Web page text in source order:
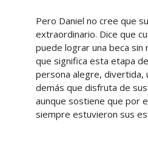
Pero Daniel no cree que
extraordinario. Dice que
puede lograr una beca sin
que significa esta etapa
persona alegre, divertida,
demás que disfruta de
aunque sostiene que por
siempre estuvieron sus